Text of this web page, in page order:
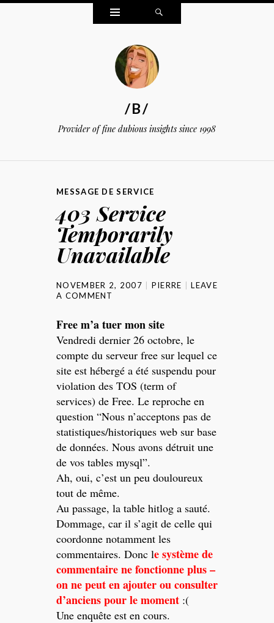
Widgets
/B/
Provider of fine dubious insights since 1998
MESSAGE DE SERVICE
403 Service
Temporarily
Unavailable
NOVEMBER 2, 2007 PIERRE
LEAVE
A COMMENT
Free m’a tuer mon site
Vendredi dernier 26 octobre, le
compte du serveur free sur lequel ce
site est hébergé a été suspendu pour
violation des TOS (term of
services) de Free. Le reproche en
question “Nous n’acceptons pas de
statistiques/historiques web sur base
de données. Nous avons détruit une
de vos tables mysql”.
Ah, oui, c’est un peu douloureux
tout de même.
Au passage, la table hitlog a sauté.
Dommage, car il s’agit de celle qui
coordonne notamment les
commentaires. Donc le système de
commentaire ne fonctionne plus –
on ne peut en ajouter ou consulter
d’anciens pour le moment :(
Une enquête est en cours.